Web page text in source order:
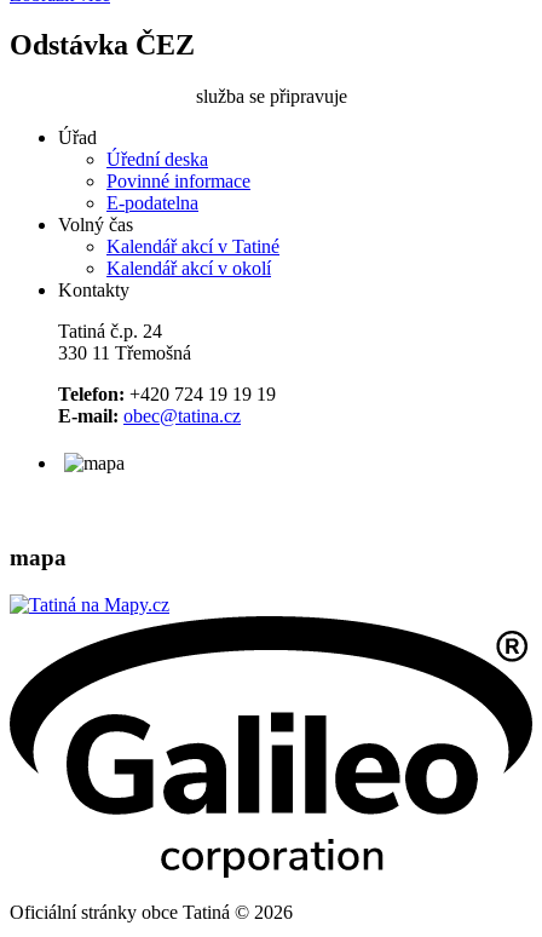
Odstávka ČEZ
služba se připravuje
Úřad
Úřední deska
Povinné informace
E-podatelna
Volný čas
Kalendář akcí v Tatiné
Kalendář akcí v okolí
Kontakty
Tatiná č.p. 24
330 11 Třemošná
Telefon: +420 724 19 19 19
E-mail: obec@tatina.cz
mapa
Oficiální stránky obce Tatiná © 2026